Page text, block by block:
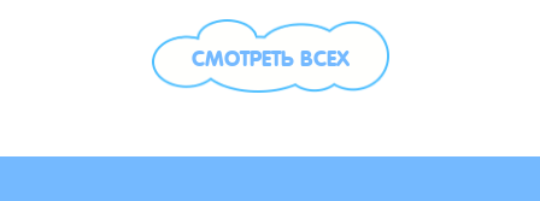
СМОТРЕТЬ ВСЕХ